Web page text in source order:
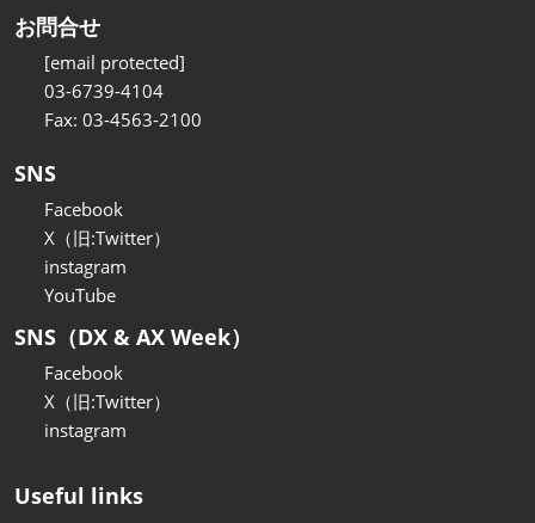
お問合せ
[email protected]
03-6739-4104
Fax: 03-4563-2100
SNS
Facebook
X（旧:Twitter）
instagram
YouTube
SNS（DX & AX Week）
Facebook
X（旧:Twitter）
instagram
Useful links